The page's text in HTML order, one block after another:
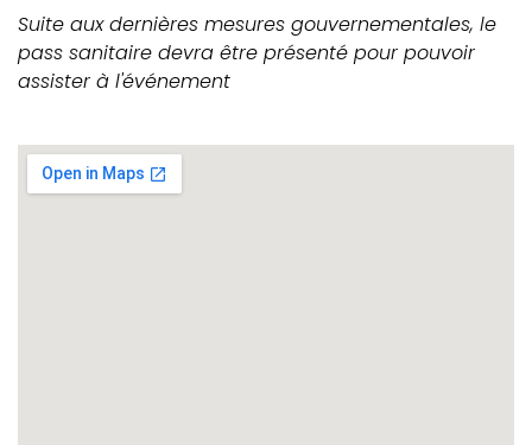
Suite aux dernières mesures gouvernementales, le
pass sanitaire devra être présenté pour pouvoir
assister à l'événement